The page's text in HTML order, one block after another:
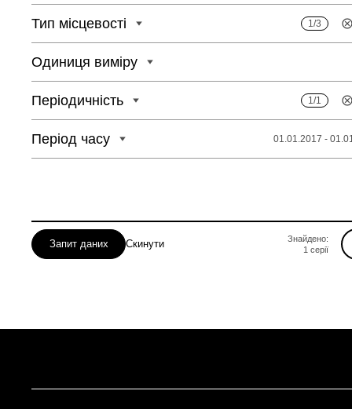
Тип місцевості 1/3
Одиниця виміру
Періодичність 1/1
Період часу 01.01.2017 -
Запит даних Скинути
Знайдено:
1 серії